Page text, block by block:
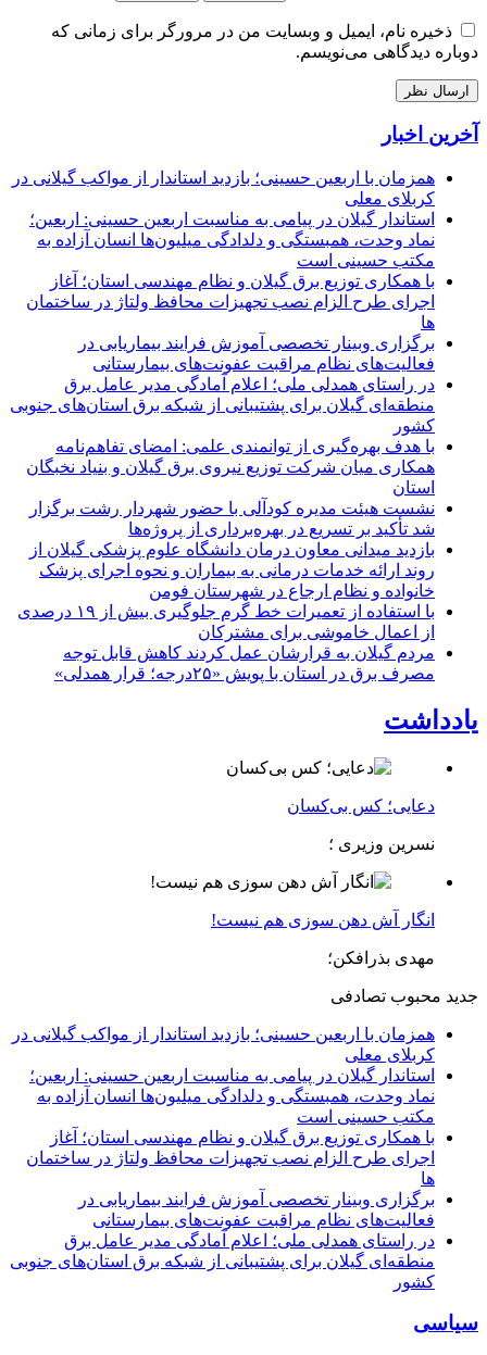
ذخیره نام، ایمیل و وبسایت من در مرورگر برای زمانی که
دوباره دیدگاهی می‌نویسم.
آخرین اخبار
همزمان با اربعین حسینی؛ بازدید استاندار از مواکب گیلانی در
کربلای معلی
استاندار گیلان در پیامی به مناسبت اربعین حسینی: اربعین؛
نماد وحدت، همبستگی و دلدادگی میلیون‌ها انسان آزاده به
مکتب حسینی است
با همکاری توزیع برق گیلان و نظام مهندسی استان؛ آغاز
اجرای طرح الزام نصب تجهیزات محافظ ولتاژ در ساختمان
ها
برگزاری وبینار تخصصی آموزش فرایند بیماریابی در
فعالیت‌های نظام مراقبت عفونت‌های بیمارستانی
در راستای همدلی ملی؛ اعلام آمادگی مدیر عامل برق
منطقه‌ای گیلان برای پشتیبانی از شبكه برق استان‌های جنوبی
كشور
با هدف بهره‌گیری از توانمندی علمی: امضای تفاهم‌نامه
همكاری میان شركت توزیع نیروی برق گیلان و بنیاد نخبگان
استان
نشست هیئت مدیره کودآلی با حضور شهردار رشت برگزار
شد تأکید بر تسریع در بهره‌برداری از پروژه‌ها
بازدید میدانی معاون درمان دانشگاه علوم پزشکی گیلان از
روند ارائه خدمات درمانی به بیماران و نحوه اجرای پزشک
خانواده و نظام ارجاع در شهرستان فومن
با استفاده از تعمیرات خط گرم جلوگیری بیش از ۱۹ درصدی
از اعمال خاموشی برای مشتركان
مردم گیلان به قرارشان عمل کردند كاهش قابل توجه
مصرف برق در استان با پویش «۲۵درجه؛ قرار همدلی»
یادداشت
دعایی؛ کس بی‌کسان
نسرین وزیری ؛
انگار آش دهن سوزی هم نیست!
مهدی بذرافکن؛
جدید محبوب تصادفی
همزمان با اربعین حسینی؛ بازدید استاندار از مواکب گیلانی در
کربلای معلی
استاندار گیلان در پیامی به مناسبت اربعین حسینی: اربعین؛
نماد وحدت، همبستگی و دلدادگی میلیون‌ها انسان آزاده به
مکتب حسینی است
با همکاری توزیع برق گیلان و نظام مهندسی استان؛ آغاز
اجرای طرح الزام نصب تجهیزات محافظ ولتاژ در ساختمان
ها
برگزاری وبینار تخصصی آموزش فرایند بیماریابی در
فعالیت‌های نظام مراقبت عفونت‌های بیمارستانی
در راستای همدلی ملی؛ اعلام آمادگی مدیر عامل برق
منطقه‌ای گیلان برای پشتیبانی از شبكه برق استان‌های جنوبی
كشور
سیاسی